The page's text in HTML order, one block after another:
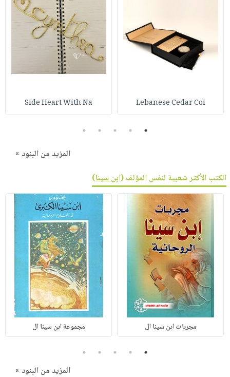
Lebanese Cedar Coi
Side Heart With Na
1
2
3
4
5
المزيد من البنود »
الكتب الأكثر شعبية لنفس المؤلف (ابن سينا)
مجربات ابن سينا ال مجموعة ابن سينا ال
1
2
3
4
5
المزيد من البنود »